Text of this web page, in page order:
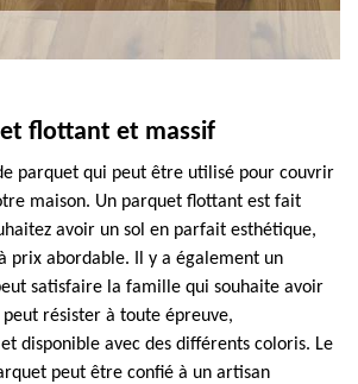
flottant et massif
parquet qui peut être utilisé pour couvrir
maison. Un parquet flottant est fait
avoir un sol en parfait esthétique,
prix abordable. Il y a également un
satisfaire la famille qui souhaite avoir
résister à toute épreuve,
disponible avec des différents coloris. Le
peut être confié à un artisan